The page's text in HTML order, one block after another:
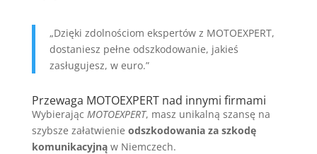
„Dzięki zdolnościom ekspertów z MOTOEXPERT,
dostaniesz pełne odszkodowanie, jakieś
zasługujesz, w euro.”
Przewaga MOTOEXPERT nad innymi firmami
Wybierając MOTOEXPERT, masz unikalną szansę na
szybsze załatwienie odszkodowania za szkodę
komunikacyjnąw Niemczech.